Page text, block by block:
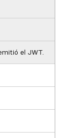
el JWT.